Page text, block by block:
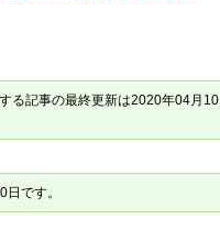
る記事の最終更新は2020年04月
です。